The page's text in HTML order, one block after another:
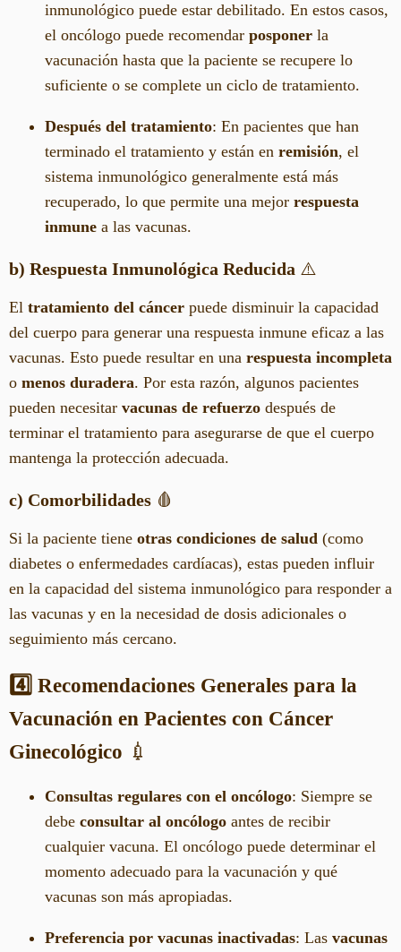
inmunológico puede estar debilitado. En estos casos,
el oncólogo puede recomendar posponer la
vacunación hasta que la paciente se recupere lo
suficiente o se complete un ciclo de tratamiento.
Después del tratamiento: En pacientes que han
terminado el tratamiento y están en remisión, el
sistema inmunológico generalmente está más
recuperado, lo que permite una mejor respuesta
inmune a las vacunas.
b) Respuesta Inmunológica Reducida ⚠️
El tratamiento del cáncer puede disminuir la capacidad
del cuerpo para generar una respuesta inmune eficaz a las
vacunas. Esto puede resultar en una respuesta incompleta
o menos duradera. Por esta razón, algunos pacientes
pueden necesitar vacunas de refuerzo después de
terminar el tratamiento para asegurarse de que el cuerpo
mantenga la protección adecuada.
c) Comorbilidades 🩸
Si la paciente tiene otras condiciones de salud (como
diabetes o enfermedades cardíacas), estas pueden influir
en la capacidad del sistema inmunológico para responder a
las vacunas y en la necesidad de dosis adicionales o
seguimiento más cercano.
4️⃣ Recomendaciones Generales para la
Vacunación en Pacientes con Cáncer
Ginecológico 💉
Consultas regulares con el oncólogo: Siempre se
debe consultar al oncólogo antes de recibir
cualquier vacuna. El oncólogo puede determinar el
momento adecuado para la vacunación y qué
vacunas son más apropiadas.
Preferencia por vacunas inactivadas: Las vacunas